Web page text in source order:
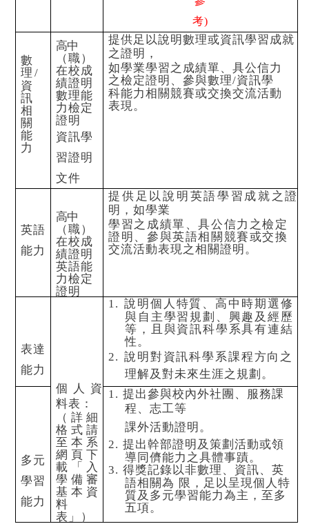
考)
數
理 /
資
訊
相
關
能
力
高中
（職）
在校成
績證明
數理能
力檢定
證明
資訊學
習證明
文件
提供足以說明數理或資訊學習成就
之證明，
如學業學習之成績單、具公信力
之檢定證明、參與數理/資訊學
科能力相關競賽或交換交流活動
表現。
英語
能力
高中
（職）
在校成
績證明
英語能
力檢定
證明
提供足以說明英語學習成就之證
明，如學業
學習之成績單、具公信力之檢定
證明、參與英語相關競賽或交換
交流活動表現之相關證明。
表達
能力
個人資
料表：
（詳細
格式請
至本系
網 頁下
載「入
學備審
基本資
料
表」）
1. 說明個人特質、高中時期選修
與自主學習規劃、興趣及經歷
等，且與資訊科學系具有連結
性。
2. 說明對資訊科學系課程方向之
理解及對未來生涯之規劃。
多元
學習
能力
1. 提出參與校內外社團、服務課
程、志工等
課外活動證明。
2. 提出幹部證明及策劃活動或領
導同儕能力之具體事蹟。
3. 得獎記錄以非數理、資訊、英
語相關為 限，足以呈現個人特
質及多元學習能力為主，至多
五項。